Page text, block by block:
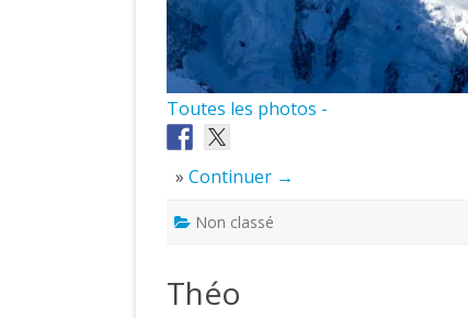
Toutes les photos -
» Continuer →
Non classé
Théo